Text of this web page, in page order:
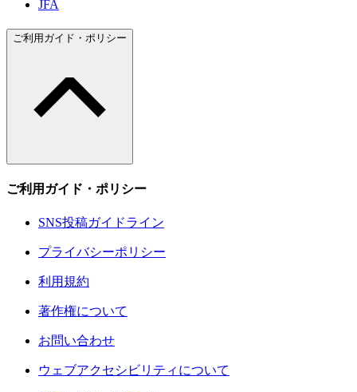
JFA
ご利用ガイド・ポリシー
ご利用ガイド・ポリシー
SNS投稿ガイドライン
プライバシーポリシー
利用規約
著作権について
お問い合わせ
ウェブアクセシビリティについて